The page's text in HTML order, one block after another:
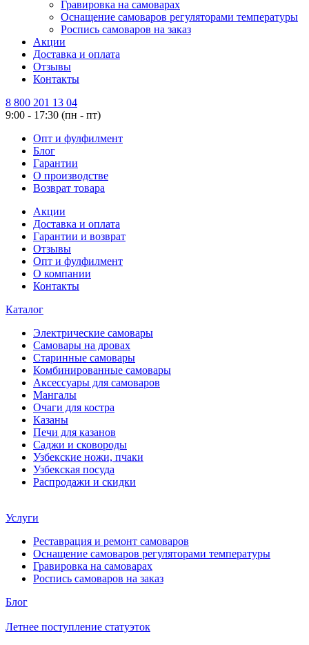
Гравировка на самоварах
Оснащение самоваров регуляторами температуры
Роспись самоваров на заказ
Акции
Доставка и оплата
Отзывы
Контакты
8 800 201 13 04
9:00 - 17:30 (пн - пт)
Опт и фулфилмент
Блог
Гарантии
О производстве
Возврат товара
Акции
Доставка и оплата
Гарантии и возврат
Отзывы
Опт и фулфилмент
О компании
Контакты
Каталог
Электрические самовары
Cамовары на дровах
Старинные самовары
Комбинированные самовары
Аксессуары для самоваров
Мангалы
Очаги для костра
Казаны
Печи для казанов
Саджи и сковороды
Узбекские ножи, пчаки
Узбекская посуда
Распродажи и скидки
Услуги
Реставрация и ремонт самоваров
Оснащение самоваров регуляторами температуры
Гравировка на самоварах
Роспись самоваров на заказ
Блог
Летнее поступление статуэток